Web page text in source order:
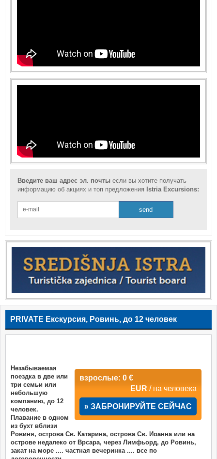
Введите ваш адрес эл. почты если вы хотите получать
информацию об акциях и топ предложения Istria Excursions:
PRIVATE Екскурсия, Ровинь, до 12 человек
взрослые: 0 €
EUR / на человека
» ЗАБРОНИРУЙТЕ СЕЙЧАС
Незабываемая
поездка в две или
три семьи или
небольшую
компанию, до 12
человек.
Плавание в одном
из бухт вблизи
Ровиня, острова Св. Катарина, острова Св. Иоанна или на
острове недалеко от Врсара, через Лимфьорд, до Ровинь,
закат на море .... частная вечеринка .... все по